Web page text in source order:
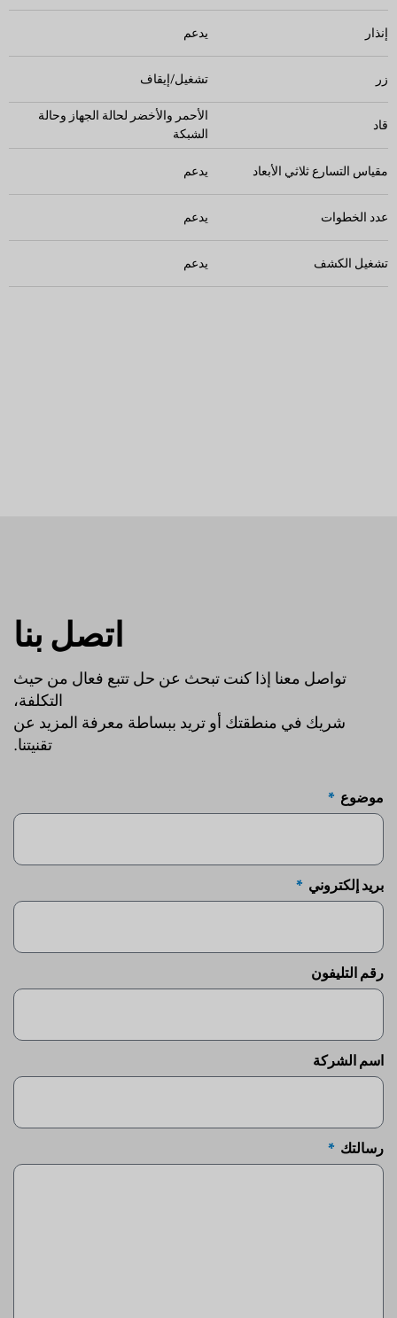
إنذار يدعم
زر تشغيل/إيقاف
قاد
الأحمر والأخضر لحالة الجهاز وحالة
الشبكة
مقياس التسارع ثلاثي الأبعاد يدعم
عدد الخطوات يدعم
تشغيل الكشف يدعم
اتصل بنا
تواصل معنا إذا كنت تبحث عن حل تتبع فعال من حيث
التكلفة،
شريك في منطقتك أو تريد ببساطة معرفة المزيد عن
تقنيتنا.
موضوع
بريد إلكتروني
رقم التليفون
اسم الشركة
رسالتك